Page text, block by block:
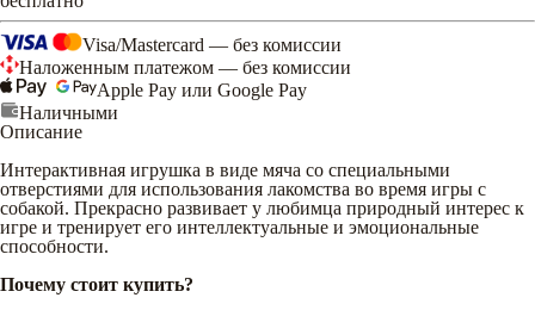
Visa/Mastercard — без комиссии
Наложенным платежом — без комиссии
Apple Pay или Google Pay
Наличными
Описание
Интерактивная игрушка в виде мяча со специальными
отверстиями для использования лакомства во время игры с
собакой. Прекрасно развивает у любимца природный интерес к
игре и тренирует его интеллектуальные и эмоциональные
способности.
Почему стоит купить?